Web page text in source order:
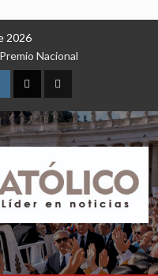
2026
Premio Nacional
X TikTok